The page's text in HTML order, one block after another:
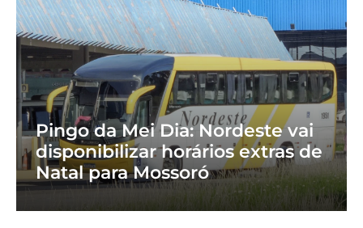
Pingo da Mei Dia: Nordeste vai
disponibilizar horários extras de
Natal para Mossoró